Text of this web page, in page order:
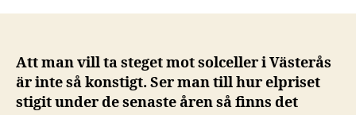
Att man vill ta steget mot solceller i Västerås
är inte så konstigt. Ser man till hur elpriset
stigit under de senaste åren så finns det